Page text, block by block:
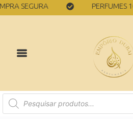
SEGURA PERFUMES